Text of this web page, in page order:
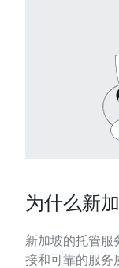
为什么新
新加坡的托管服
接和可靠的服务